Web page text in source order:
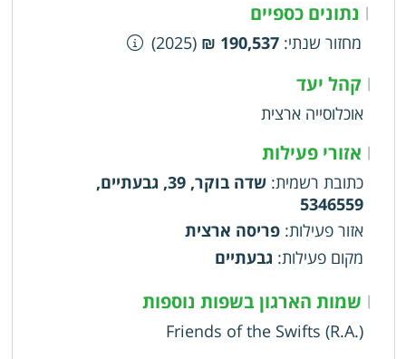
| נתונים כספיים
מחזור שנתי:
190,537 ₪
(2025)
|קהל יעד
אוכלוסייה ארצית
| אזורי פעילות
כתובת רשמית:
שדה בוקר, 39, גבעתיים,
5346559
אזור פעילות: פריסה ארצית
מקום פעילות: גבעתיים
| שמות הארגון בשפות נוספות
Friends of the Swifts (R.A.)